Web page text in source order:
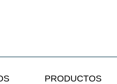
PRODUCTOS